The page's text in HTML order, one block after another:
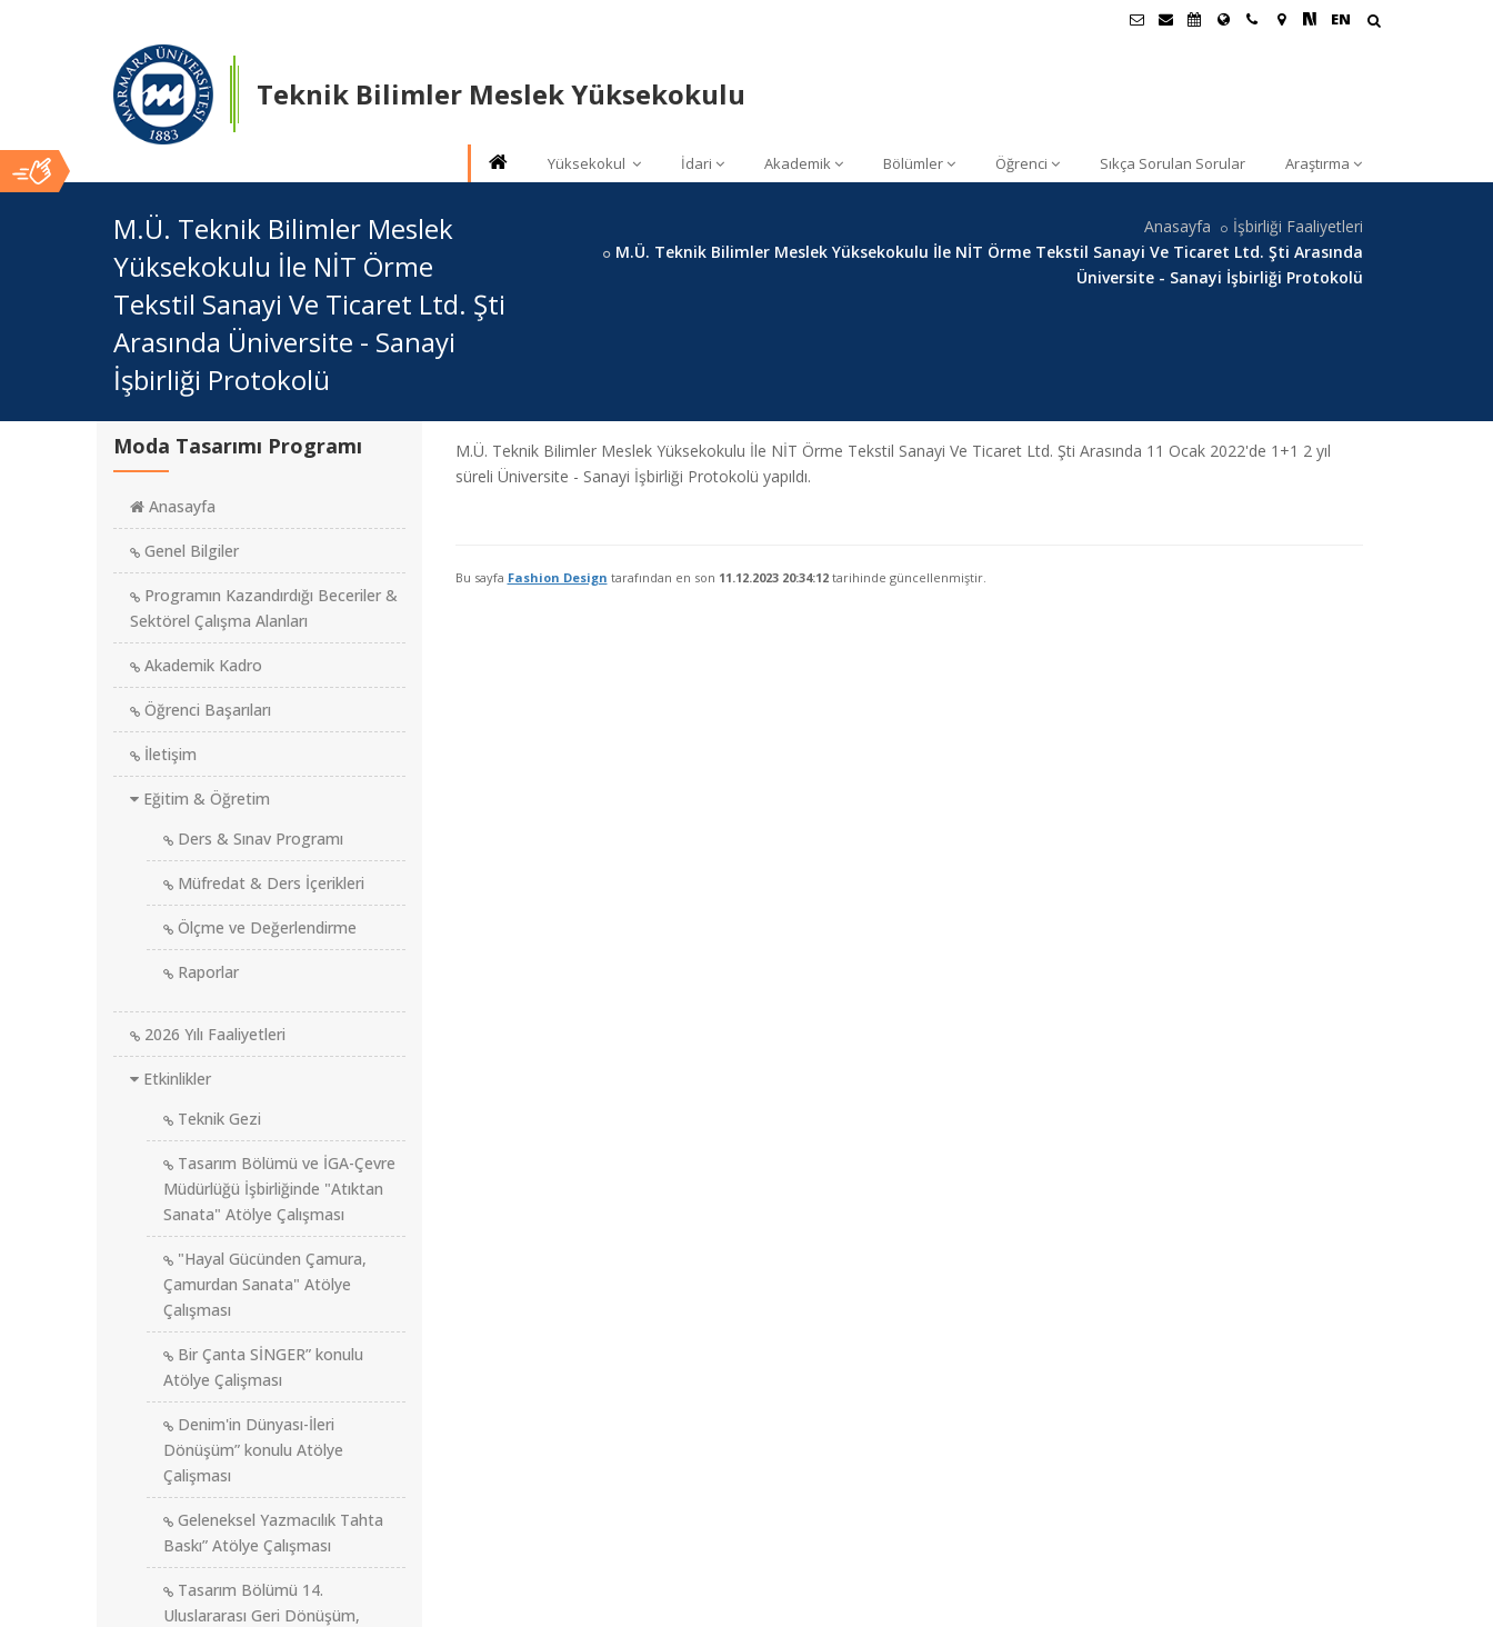
EN
Teknik Bilimler Meslek Yüksekokulu
Yüksekokul İdari Akademik Bölümler Öğrenci Sıkça Sorulan Sorular Araştırma
İçerik
M.Ü. Teknik Bilimler Meslek
Yüksekokulu İle NİT Örme
Tekstil Sanayi Ve Ticaret Ltd. Şti
Arasında Üniversite - Sanayi
İşbirliği Protokolü
Anasayfa
İşbirliği Faaliyetleri
M.Ü. Teknik Bilimler Meslek Yüksekokulu İle NİT Örme Tekstil Sanayi Ve Ticaret Ltd. Şti Arasında
Üniversite - Sanayi İşbirliği Protokolü
M.Ü. Teknik Bilimler Meslek Yüksekokulu İle NİT Örme Tekstil Sanayi Ve Ticaret Ltd. Şti Arasında 11 Ocak 2022'de 1+1 2 yıl
süreli Üniversite - Sanayi İşbirliği Protokolü yapıldı.
Bu sayfa Fashion Design tarafından en son 11.12.2023 20:34:12tarihinde güncellenmiştir.
Moda Tasarımı Programı
Anasayfa
Genel Bilgiler
Programın Kazandırdığı Beceriler &
Sektörel Çalışma Alanları
Akademik Kadro
Öğrenci Başarıları
İletişim
Eğitim & Öğretim
Ders & Sınav Programı
Müfredat & Ders İçerikleri
Ölçme ve Değerlendirme
Raporlar
2026 Yılı Faaliyetleri
Etkinlikler
Teknik Gezi
Tasarım Bölümü ve İGA-Çevre
Müdürlüğü İşbirliğinde "Atıktan
Sanata" Atölye Çalışması
"Hayal Gücünden Çamura,
Çamurdan Sanata" Atölye
Çalışması
Bir Çanta SİNGER” konulu
Atölye Çalişması
Denim'in Dünyası-İleri
Dönüşüm” konulu Atölye
Çalişması
Geleneksel Yazmacılık Tahta
Baskı” Atölye Çalışması
Tasarım Bölümü 14.
Uluslararası Geri Dönüşüm,